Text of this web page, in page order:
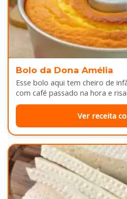
Bolo da Dona Amélia
Esse bolo aqui tem cheiro de
com café passado na hora e
Ver receita